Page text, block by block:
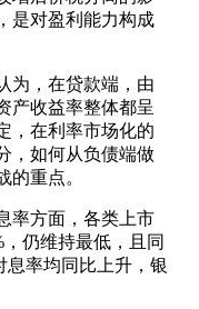
是对盈利能力构成
，在贷款端，由
产收益率整体都呈
，在利率市场化的
，如何从负债端做
的重点。
方面，各类上市
仍维持最低，且同
息率均同比上升，银